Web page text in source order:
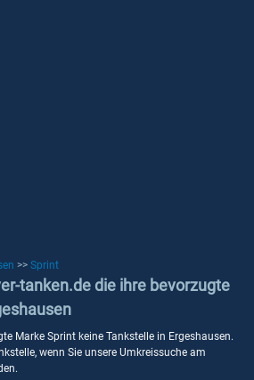
>> Sprint
tanken.de die ihre bevorzugte
Marke Sprint keine Tankstelle in Ergeshausen.
wenn Sie unsere Umkreissuche am